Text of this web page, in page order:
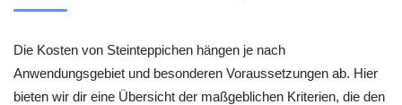
Die Kosten von Steinteppichen hängen je nach
Anwendungsgebiet und besonderen Voraussetzungen ab. Hier
bieten wir dir eine Übersicht der maßgeblichen Kriterien, die den